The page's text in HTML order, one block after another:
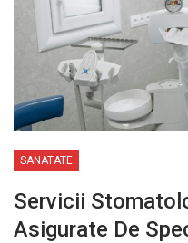
SANATATE
Servicii
Asigurate De